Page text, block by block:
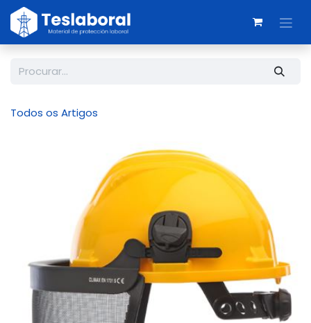
Skip to Content
Todos os Artigos